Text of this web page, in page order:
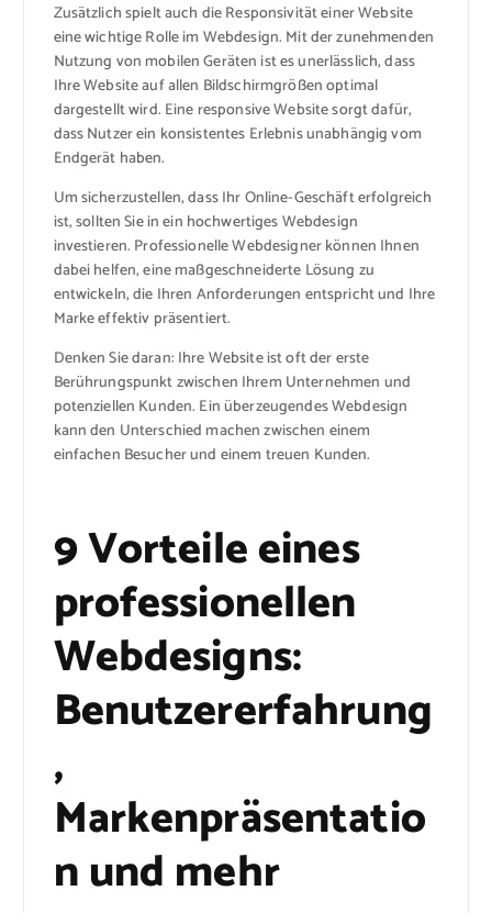
Zusätzlich spielt auch die Responsivität einer Website
eine wichtige Rolle im Webdesign. Mit der zunehmenden
Nutzung von mobilen Geräten ist es unerlässlich, dass
Ihre Website auf allen Bildschirmgrößen optimal
dargestellt wird. Eine responsive Website sorgt dafür,
dass Nutzer ein konsistentes Erlebnis unabhängig vom
Endgerät haben.
Um sicherzustellen, dass Ihr Online-Geschäft erfolgreich
ist, sollten Sie in ein hochwertiges Webdesign
investieren. Professionelle Webdesigner können Ihnen
dabei helfen, eine maßgeschneiderte Lösung zu
entwickeln, die Ihren Anforderungen entspricht und Ihre
Marke effektiv präsentiert.
Denken Sie daran: Ihre Website ist oft der erste
Berührungspunkt zwischen Ihrem Unternehmen und
potenziellen Kunden. Ein überzeugendes Webdesign
kann den Unterschied machen zwischen einem
einfachen Besucher und einem treuen Kunden.
9 Vorteile eines
professionellen
Webdesigns:
Benutzererfahrung
,
Markenpräsentatio
n und mehr